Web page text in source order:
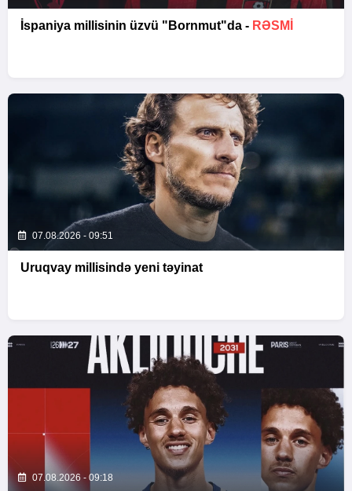
İspaniya millisinin üzvü "Bornmut"da - RƏSMİ
07.08.2026 - 09:51
Uruqvay millisində yeni təyinat
07.08.2026 - 09:18